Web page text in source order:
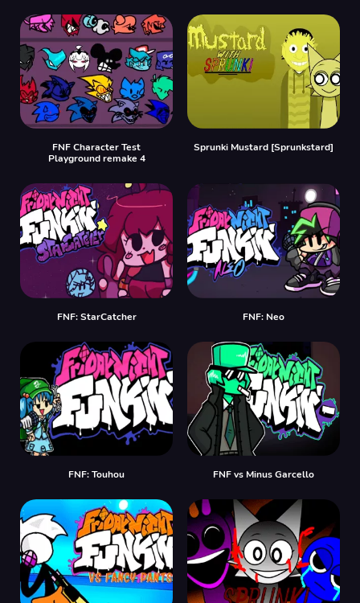
FNF Character Test
Playground remake 4
Sprunki Mustard [Sprunkstard]
FNF: StarCatcher FNF: Neo
FNF: Touhou FNF vs Minus Garcello